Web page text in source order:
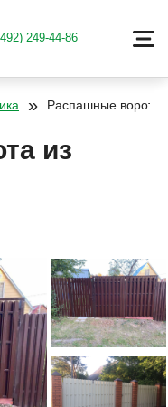
249-44-86
» Распашные ворота
из